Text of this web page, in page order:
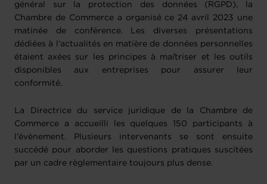
général sur la protection des données (RGPD), la
Chambre de Commerce a organisé ce 24 avril 2023 une
matinée de conférence. Les diverses présentations
dédiées à l’actualités en matière de données personnelles
étaient axées sur les principes à maîtriser et les outils
disponibles aux entreprises pour assurer leur
conformité.
La Directrice du service juridique de la Chambre de
Commerce a accueilli les quelques 150 participants à
l’évènement. Plusieurs intervenants se sont ensuite
succédé pour aborder les questions pratiques suscitées
par un cadre règlementaire toujours plus dense.